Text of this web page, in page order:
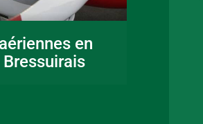
en
16 juin 2026
Fête de la musique
en Bocage